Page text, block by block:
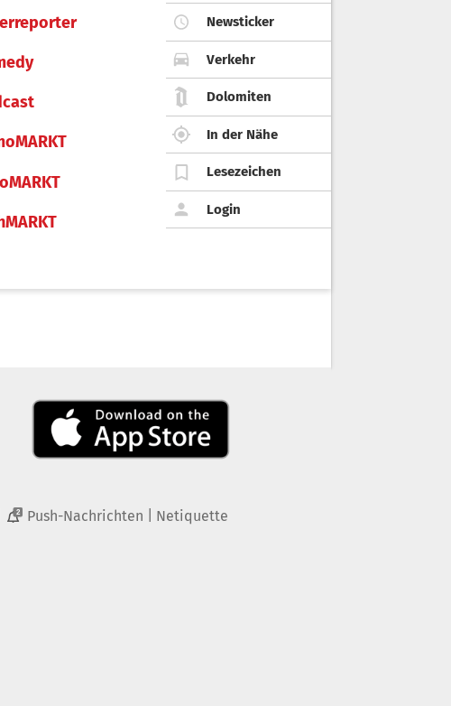
Newsticker
Verkehr
Dolomiten
In der Nähe
Lesezeichen
Login
2 Push-Nachrichten Netiquette